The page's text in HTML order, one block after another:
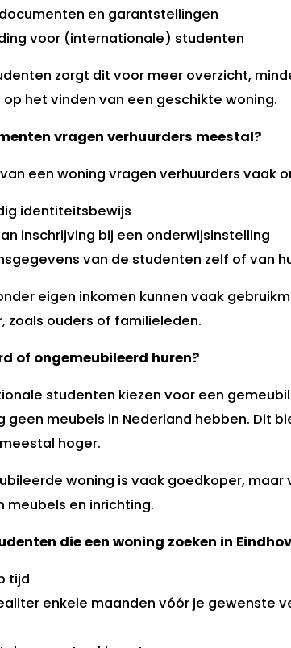
en garantstellingen
voor (internationale) studenten
zorgt dit voor meer overzicht,
het vinden van een geschikte woning.
vragen verhuurders meestal?
een woning vragen verhuurders vaak
identiteitsbewijs
inschrijving bij een onderwijsinstelling
van de studenten zelf of van
eigen inkomen kunnen vaak
zoals ouders of familieleden.
of ongemeubileerd huren?
studenten kiezen voor een
geen meubels in Nederland hebben. Dit
hoger.
woning is vaak goedkoper, maar
meubels en inrichting.
die een woning zoeken in
tijd
enkele maanden vóór je gewenste